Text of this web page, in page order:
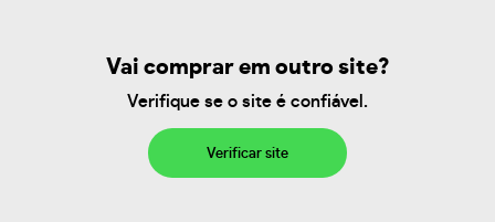
Vai comprar em outro site?
Verifique se o site é confiável.
Verificar site